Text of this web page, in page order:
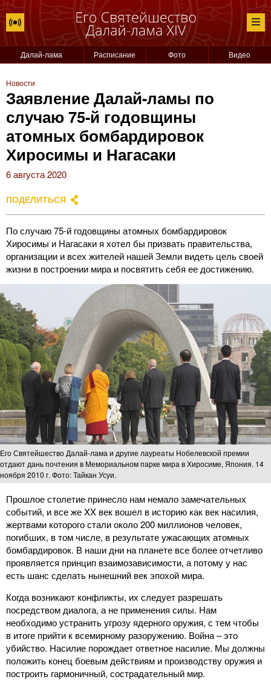
Далай-лама Расписание Фото Видео
Новости
Заявление Далай-ламы по
случаю 75-й годовщины
атомных бомбардировок
Хиросимы и Нагасаки
6 августа 2020
ПОДЕЛИТЬСЯ
По случаю 75-й годовщины атомных бомбардировок
Хиросимы и Нагасаки я хотел бы призвать правительства,
организации и всех жителей нашей Земли видеть цель своей
жизни в построении мира и посвятить себя ее достижению.
Его Святейшество Далай-лама и другие лауреаты Нобелевской премии
отдают дань почтения в Мемориальном парке мира в Хиросиме, Япония. 14
ноября 2010 г. Фото: Тайкан Усуи.
Прошлое столетие принесло нам немало замечательных
событий, и все же XX век вошел в историю как век насилия,
жертвами которого стали около 200 миллионов человек,
погибших, в том числе, в результате ужасающих атомных
бомбардировок. В наши дни на планете все более отчетливо
проявляется принцип взаимозависимости, а потому у нас
есть шанс сделать нынешний век эпохой мира.
Когда возникают конфликты, их следует разрешать
посредством диалога, а не применения силы. Нам
необходимо устранить угрозу ядерного оружия, с тем чтобы
в итоге прийти к всемирному разоружению. Война – это
убийство. Насилие порождает ответное насилие. Мы должны
положить конец боевым действиям и производству оружия и
построить гармоничный, сострадательный мир.